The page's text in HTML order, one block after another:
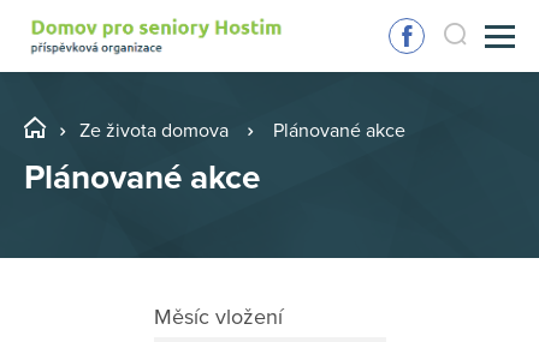
Ze života domova Plánované akce
Plánované akce
Měsíc vložení